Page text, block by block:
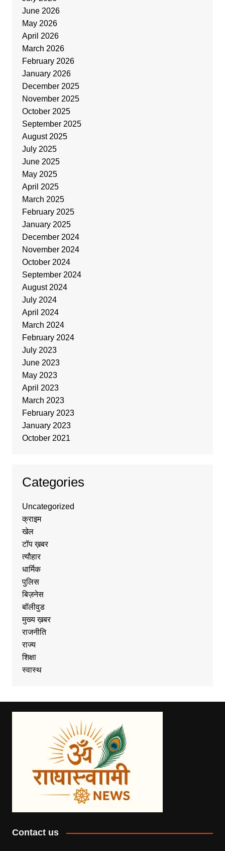
June 2026
May 2026
April 2026
March 2026
February 2026
January 2026
December 2025
November 2025
October 2025
September 2025
August 2025
July 2025
June 2025
May 2025
April 2025
March 2025
February 2025
January 2025
December 2024
November 2024
October 2024
September 2024
August 2024
July 2024
April 2024
March 2024
February 2024
July 2023
June 2023
May 2023
April 2023
March 2023
February 2023
January 2023
October 2021
Categories
Uncategorized
क्राइम
खेल
टॉप ख़बर
त्यौहार
धार्मिक
पुलिस
बिज़नेस
बॉलीवुड
मुख्य ख़बर
राजनीति
राज्य
शिक्षा
स्वास्थ
Contact us